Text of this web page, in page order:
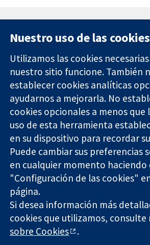
Evidencia fiable.
Decisiones
informadas.
Mejor salud.
11-13 Cavendish
Square
Londres
W1G 0AN
Reino Unido
The Cochrane Collaboration is a charity
company limited by guarantee (no.
England & Wales. VAT registration number
Copyright © 2026 The Cochrane
Nuestro uso de las cookies
Utilizamos las cookies
nuestro sitio funcione. También
establecer cookies analíticas
ayudarnos a mejorarla. No
cookies opcionales a menos que
uso de esta herramienta
en su dispositivo para recordar
Puede cambiar sus preferencias
en cualquier momento haciendo
"Configuración de las cookies"
página.
Si desea información más
cookies que utilizamos, consulte
sobre Cookies
.